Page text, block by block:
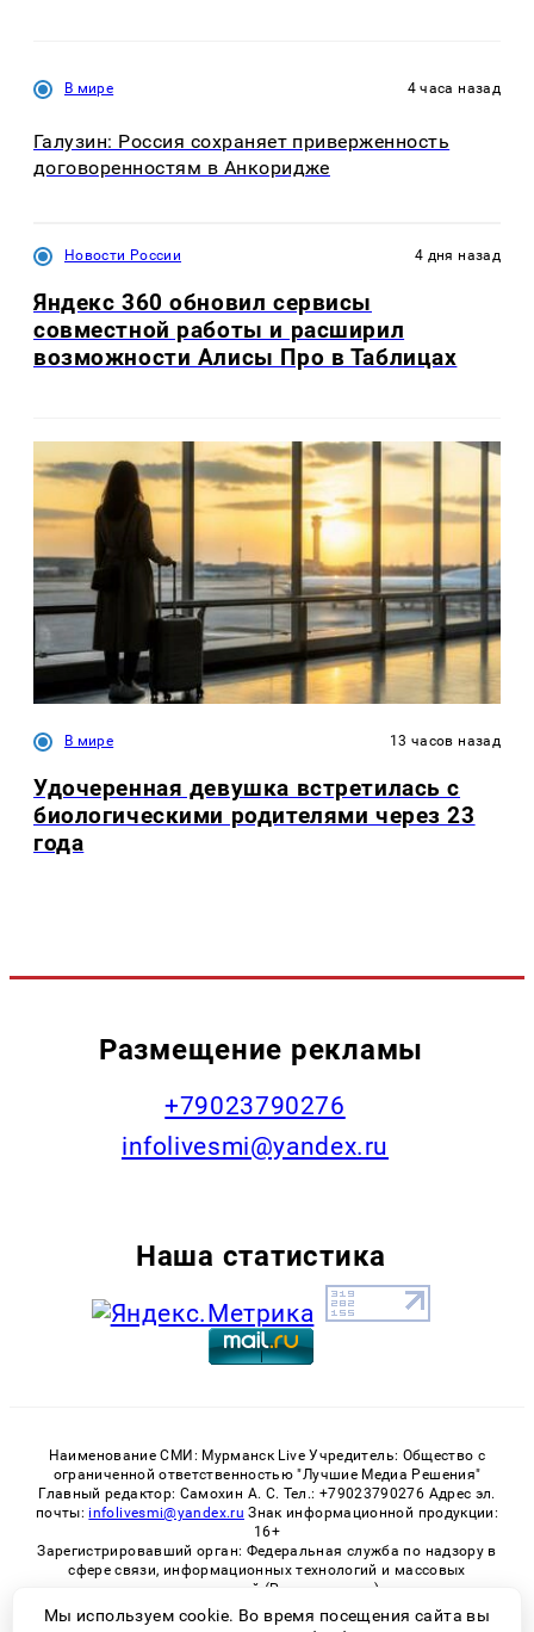
В мире 4 часа назад
Галузин: Россия сохраняет приверженность
договоренностям в Анкоридже
Новости России 4 дня назад
Яндекс 360 обновил сервисы
совместной работы и расширил
возможности Алисы Про в Таблицах
В мире 13 часов назад
Удочеренная девушка встретилась с
биологическими родителями через 23
года
Размещение рекламы
+79023790276
infolivesmi@yandex.ru
Наша статистика
Наименование СМИ: Мурманск Live Учредитель: Общество с
ограниченной ответственностью "Лучшие Медиа Решения"
Главный редактор: Самохин А. С. Тел.: +79023790276 Адрес эл.
почты: infolivesmi@yandex.ru Знак информационной продукции:
16+
Зарегистрировавший орган: Федеральная служба по надзору в
сфере связи, информационных технологий и массовых
коммуникаций (Роскомнадзор)
Регистрационный номер СМИ ЭЛ № ФС 77 - 82534 от 21.01.2022
Мы используем cookie. Во время посещения сайта вы